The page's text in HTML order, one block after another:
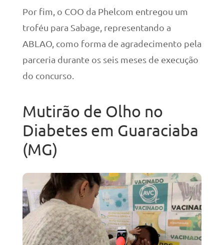
Por fim, o COO da Phelcom entregou um
troféu para Sabage, representando a
ABLAO, como forma de agradecimento pela
parceria durante os seis meses de execução
do concurso.
Mutirão de Olho no
Diabetes em Guaraciaba
(MG)